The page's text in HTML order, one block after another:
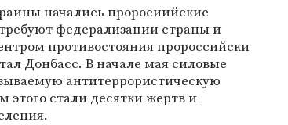
начались проросиийские
федерализации страны и
противостояния пророссийски
Донбасс. В начале мая силовые
антитеррористическую
этого стали десятки жертв и